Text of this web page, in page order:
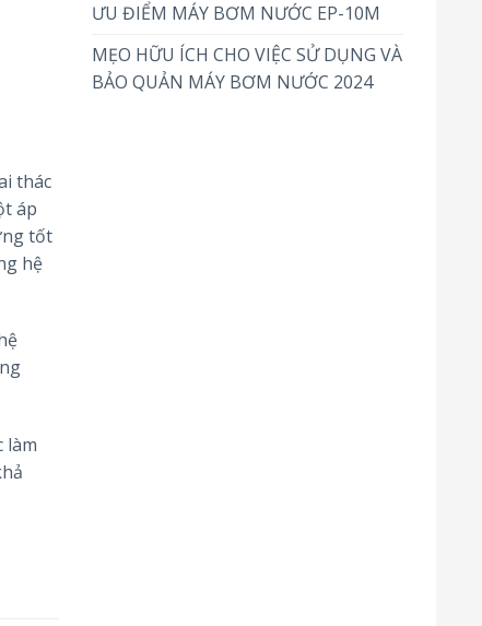
ƯU ĐIỂM MÁY BƠM NƯỚC EP-10M
MẸO HỮU ÍCH CHO VIỆC SỬ DỤNG VÀ
BẢO QUẢN MÁY BƠM NƯỚC 2024
thác
áp
tốt
hệ
làm